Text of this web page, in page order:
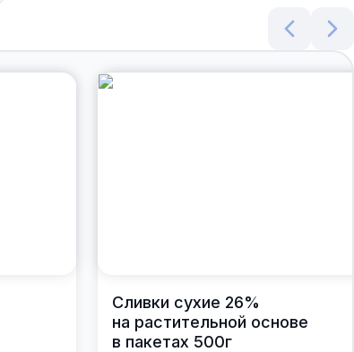
Сливки сухие 26%
на растительной основе
в пакетах 500г